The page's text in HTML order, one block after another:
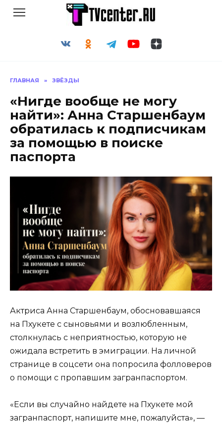
ГЛАВНАЯ » ЗВЁЗДЫ
«Нигде вообще не могу
найти»: Анна Старшенбаум
обратилась к подписчикам
за помощью в поиске
паспорта
Актриса Анна Старшенбаум, обосновавшаяся
на Пхукете с сыновьями и возлюбленным,
столкнулась с неприятностью, которую не
ожидала встретить в эмиграции. На личной
странице в соцсети она попросила фолловеров
о помощи с пропавшим загранпаспортом.
«Если вы случайно найдете на Пхукете мой
загранпаспорт, напишите мне, пожалуйста», —